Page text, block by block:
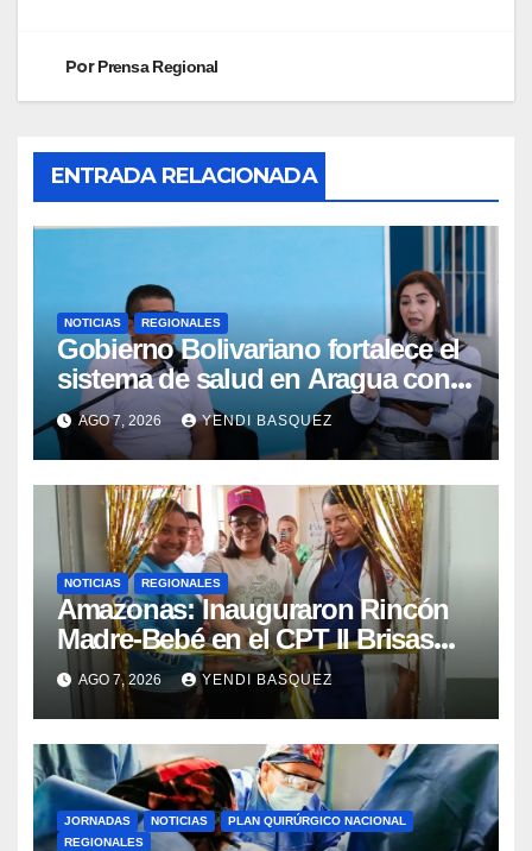
PorPrensa Regional
ENTRADA RELACIONADA
NOTICIAS REGIONALES
Gobierno Bolivariano fortalece el
sistema de salud en Aragua con
la reinauguración del CDI La Mora
AGO 7, 2026 YENDI BASQUEZ
NOTICIAS REGIONALES
​Amazonas: Inauguraron Rincón
Madre-Bebé en el CPT II Brisas
del Aeropuerto ​Inauguraron
Rincón
AGO 7, 2026 YENDI BASQUEZ
JORNADAS NOTICIAS
PLAN QUIRÚRGICO NACIONAL
REGIONALES